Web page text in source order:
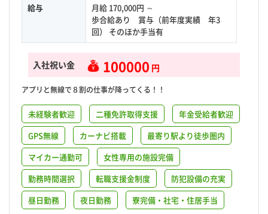
給与
月給 170,000円 ～
歩合給あり 賞与（前年度実績 年3
回） そのほか手当有
入社祝い金 100000 円
アプリと無線で８割の仕事が降ってくる！！
未経験者歓迎 二種免許取得支援
年金受給者歓迎
GPS無線
カーナビ搭載
最寄り駅より徒歩圏内
マイカー通勤可
女性専用の施設完備
勤務時間選択
転職支援金制度
防犯設備の充実
昼日勤務
夜日勤務 寮完備・社宅・住居手当